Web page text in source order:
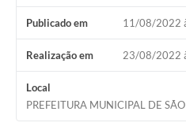
Publicado em 11/08/2022
Realização em 23/08/2022
Local
PREFEITURA MUNICIPAL DE